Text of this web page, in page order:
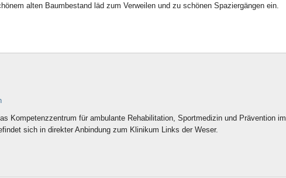
alten Baumbestand läd zum Verweilen und zu schönen Spaziergängen ein.
Kompetenzzentrum für ambulante Rehabilitation, Sportmedizin und Prävention im
sich in direkter Anbindung zum Klinikum Links der Weser.